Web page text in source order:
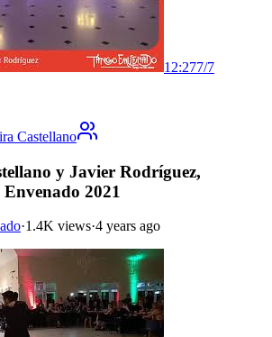
12:277/7
Castellano
y Javier Rodríguez,
2021
·1.4K views·4 years ago